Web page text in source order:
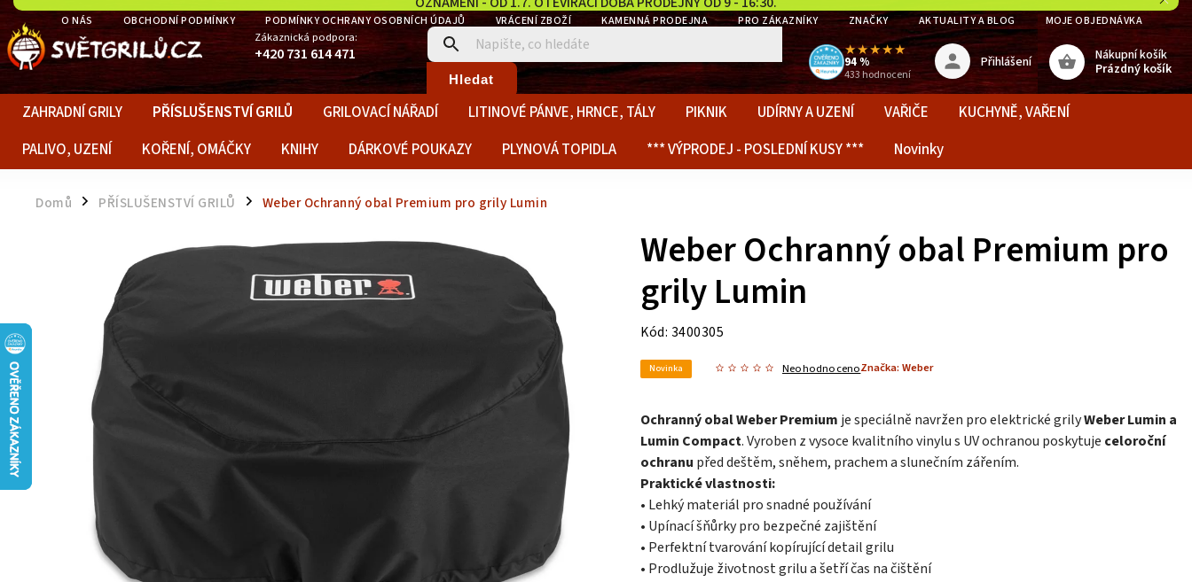
O NÁS OBCHODNÍ PODMÍNKY PODMÍNKY OCHRANY OSOBNÍCH ÚDAJŮ VRÁCENÍ ZBOŽÍ KAMENNÁ PRODEJNA PRO ZÁKAZNÍKY ZNAČKY AKTUALITY A BLOG MOJE OBJEDNÁVKA
Zákaznická podpora:
+420 731 614 471
Hledat
★★★★★
94 %
433 hodnocení
Nákupní košík
Prázdný košík
Přihlášení
ZAHRADNÍ GRILY PŘÍSLUŠENSTVÍ GRILŮ GRILOVACÍ NÁŘADÍ LITINOVÉ PÁNVE, HRNCE, TÁLY PIKNIK UDÍRNY A UZENÍ VAŘIČE
KUCHYNĚ, VAŘENÍ
PALIVO, UZENÍ
KOŘENÍ, OMÁČKY KNIHY DÁRKOVÉ POUKAZY PLYNOVÁ TOPIDLA *** VÝPRODEJ - POSLEDNÍ KUSY *** Novinky
Domů / PŘÍSLUŠENSTVÍ GRILŮ / Weber Ochranný obal Premium pro grily Lumin
Weber Ochranný obal Premium pro
grily Lumin
Kód: 3400305
Novinka NeohodnocenoZnačka:Weber
Ochranný obal Weber Premium je speciálně navržen pro elektrické grilyWeber Lumin a
Lumin Compact. Vyroben z vysoce kvalitního vinylu s UV ochranou poskytuje celoroční
ochranu před deštěm, sněhem, prachem a slunečním zářením.
Praktické vlastnosti:
• Lehký materiál pro snadné používání
• Upínací šňůrky pro bezpečné zajištění
• Perfektní tvarování kopírující detail grilu
• Prodlužuje životnost grilu a šetří čas na čištění